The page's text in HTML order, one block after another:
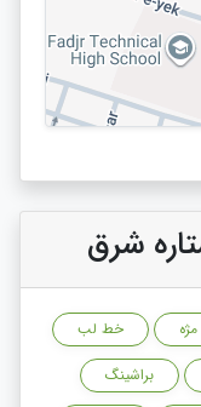
شرق
خط لب
براشینگ